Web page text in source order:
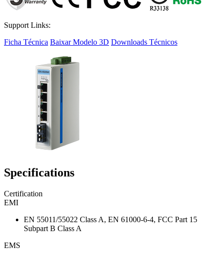
Support Links:
Ficha Técnica Baixar Modelo 3D Downloads Técnicos
Specifications
Certification
EMI
EN 55011/55022 Class A, EN 61000-6-4, FCC Part 15
Subpart B Class A
EMS